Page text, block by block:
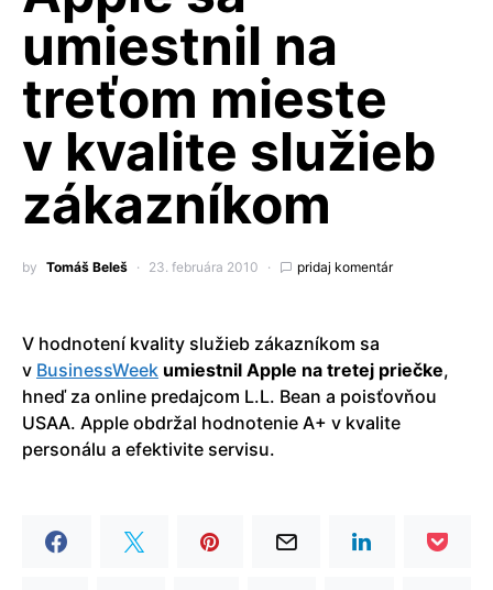
umiestnil na
treťom mieste
v kvalite služieb
zákazníkom
by Tomáš Beleš 23. februára 2010 pridaj komentár
V hodnotení kvality služieb zákazníkom sa
v BusinessWeek umiestnil Apple na tretej priečke,
hneď za online predajcom L.L. Bean a poisťovňou
USAA. Apple obdržal hodnotenie A+ v kvalite
personálu a efektivite servisu.